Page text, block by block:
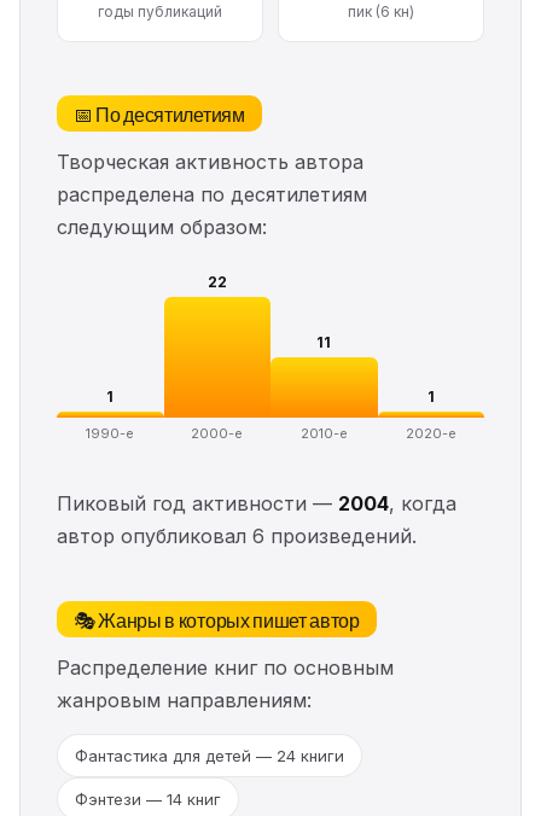
годы публикаций пик (6 кн)
📅 По десятилетиям
Творческая активность автора
распределена по десятилетиям
следующим образом:
1
1990-е
22
2000-е
11
2010-е
1
2020-е
Пиковый год активности — 2004, когда
автор опубликовал 6 произведений.
🎭 Жанры в которых пишет автор
Распределение книг по основным
жанровым направлениям:
Фантастика для детей — 24 книги
Фэнтези — 14 книг